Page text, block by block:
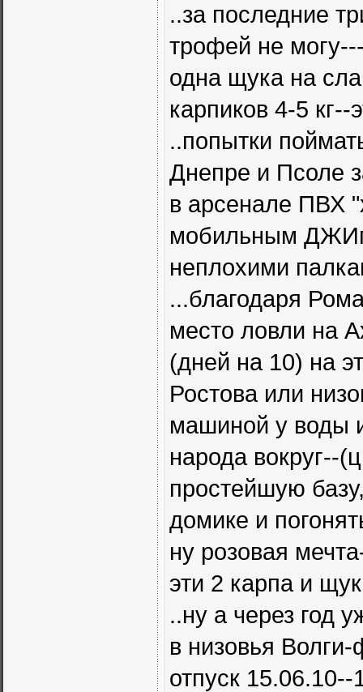
..за последние
трофей не
одна щука на
карпиков 4-5
..попытки
Днепре и Псоле
в арсенале ПВХ
мобильным
неплохими
...благодаря
место ловли на
(дней на 10) на
Ростова или
машиной у воды
народа вокруг--
простейшую
домике и
ну розовая
эти 2 карпа и
..ну а через год
в низовья
отпуск 15.06.10--